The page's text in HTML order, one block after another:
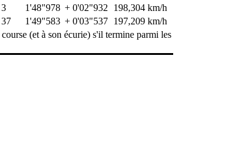
3 1'48"978 + 0'02"932
198,304 km/h
37 1'49"583 + 0'03"537 197,209 km/h
(et à son écurie) s'il termine parmi les